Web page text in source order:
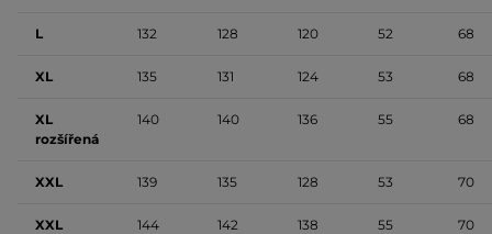
L 132 128 120 52 68
XL 135 131 124 53 68
XL
rozšířená
140 140 136 55 68
XXL 139 135 128 53 70
XXL
144 142 138 55 70